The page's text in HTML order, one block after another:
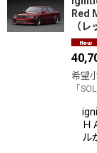
Red
（
希望
「
Ｈ
ル